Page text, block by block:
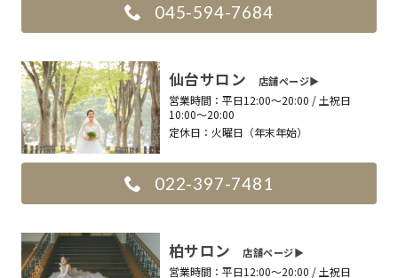
045-594-7684
仙台サロン 店舗ページ▶︎
営業時間： 平日12:00〜20:00 / 土祝日
10:00〜20:00
定休日： 火曜日（年末年始）
022-397-7481
柏サロン店舗ページ▶︎
営業時間： 平日12:00〜20:00 / 土祝日